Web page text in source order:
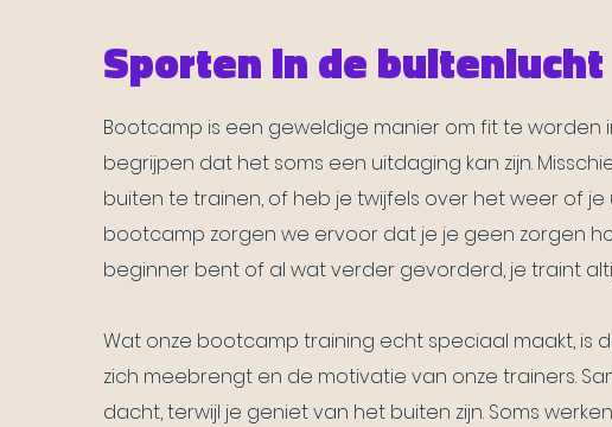
Sporten in de buitenlucht
Bootcamp is een geweldige manier om fit te worden
begrijpen dat het soms een uitdaging kan zijn.
buiten te trainen, of heb je twijfels over het weer of je
bootcamp zorgen we ervoor dat je je geen zorgen
beginner bent of al wat verder gevorderd, je traint
Wat onze bootcamp training echt speciaal maakt, is
zich meebrengt en de motivatie van onze trainers.
dacht, terwijl je geniet van het buiten zijn. Soms